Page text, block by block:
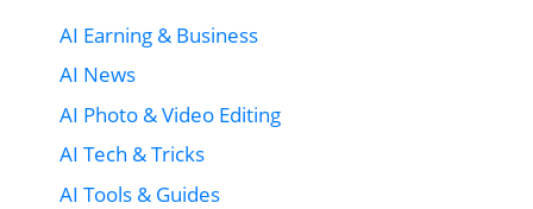
AI Earning & Business
AI News
AI Photo & Video Editing
AI Tech & Tricks
AI Tools & Guides